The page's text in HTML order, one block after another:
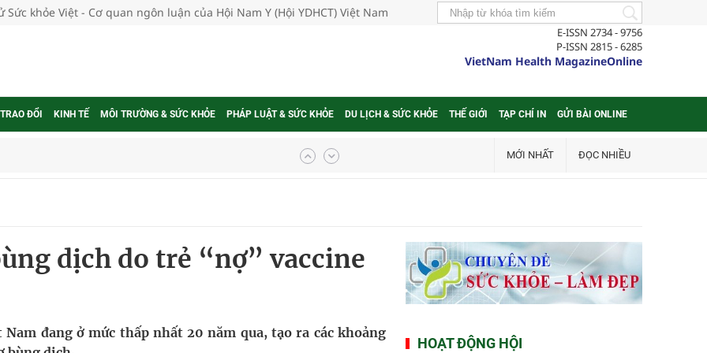
Sức khỏe Việt - Cơ quan ngôn luận của Hội Nam Y (Hội YDHCT) Việt Nam
E-ISSN 2734 - 9756
P-ISSN 2815 - 6285
VietNam Health MagazineOnline
ĐỔI KINH TẾ MÔI TRƯỜNG & SỨC KHỎE PHÁP LUẬT & SỨC KHỎE DU LỊCH & SỨC KHỎE THẾ GIỚI TẠP CHÍ IN GỬI BÀI ONLINE
thuốc
khám sàng lọc cho người dân
cực hiệu quả
gia
MỚI NHẤT ĐỌC NHIỀU
dịch do trẻ “nợ” vaccine
đang ở mức thấp nhất 20 năm qua, tạo ra các khoảng
HOẠT ĐỘNG HỘI